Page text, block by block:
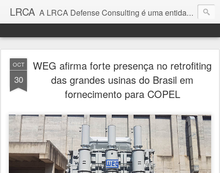
LRCA A LRCA Defense Consulting é uma entidade sem fins lucrativos que se dedica a produzir e divulgar notícias e análises sobre as Empresas de Defesa. Não somos jornalistas e nem este é um blog jornalístico.
OCT
30
WEG afirma forte presença no retrofiting
das grandes usinas do Brasil em
fornecimento para COPEL